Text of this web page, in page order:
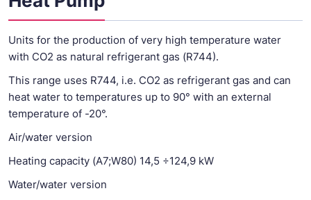
Units for the production of very high temperature water
with CO2 as natural refrigerant gas (R744).
This range uses R744, i.e. CO2 as refrigerant gas and can
heat water to temperatures up to 90° with an external
temperature of -20°.
Air/water version
Heating capacity (A7;W80) 14,5 ÷124,9 kW
Water/water version